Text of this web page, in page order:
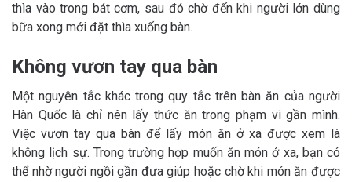
thìa vào trong bát cơm, sau đó chờ đến khi người lớn dùng
bữa xong mới đặt thìa xuống bàn.
Không vươn tay qua bàn
Một nguyên tắc khác trong quy tắc trên bàn ăn của người
Hàn Quốc là chỉ nên lấy thức ăn trong phạm vi gần mình.
Việc vươn tay qua bàn để lấy món ăn ở xa được xem là
không lịch sự. Trong trường hợp muốn ăn món ở xa, bạn có
thể nhờ người ngồi gần đưa giúp hoặc chờ khi món ăn được